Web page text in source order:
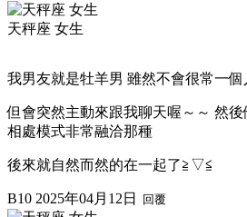
天秤座 女生
我男友就是牡羊男 雖然不會很常一個
但會突然主動來跟我聊天喔～～ 然
相處模式非常融洽那種
後來就自然而然的在一起了≧▽≦
B10 2025年04月12日 回覆